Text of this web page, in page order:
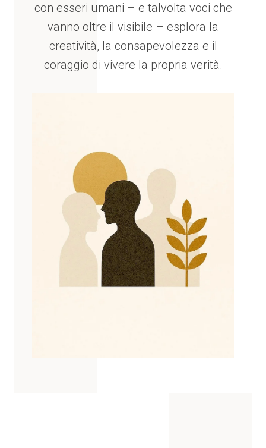
con esseri umani – e talvolta voci che
vanno oltre il visibile – esplora la
creatività, la consapevolezza e il
coraggio di vivere la propria verità.